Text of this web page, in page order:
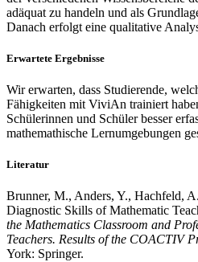
adäquat zu handeln und als
Danach erfolgt eine qualitative
Erwartete Ergebnisse
Wir erwarten, dass Studierende,
Fähigkeiten mit ViviAn trainiert
Schülerinnen und Schüler besser
mathemathische Lernumgebungen
Literatur
Brunner, M., Anders, Y., Hachfeld,
Diagnostic Skills of Mathematic
the Mathematics Classroom and
Teachers. Results of the COACTIV
York: Springer.